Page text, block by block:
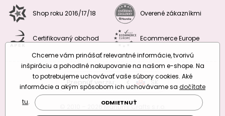
Shop roku 2016/17/18 Overené zákazníkmi
Certifikovaný obchod Ecommerce Europe
Prepnúť verziu: CZSK
© 2010 – 2026 Manumi Crafts s.r.o.
Chceme vám prinášať relevantné informácie, tvorivú
inšpiráciu a pohodlné nakupovanie na našom e-shope. Na
to potrebujeme uchovávať vaše súbory cookies. Aké
informácie a akým spôsobom ich uchovávame sa dočítate
tu. ODMIETNUŤ